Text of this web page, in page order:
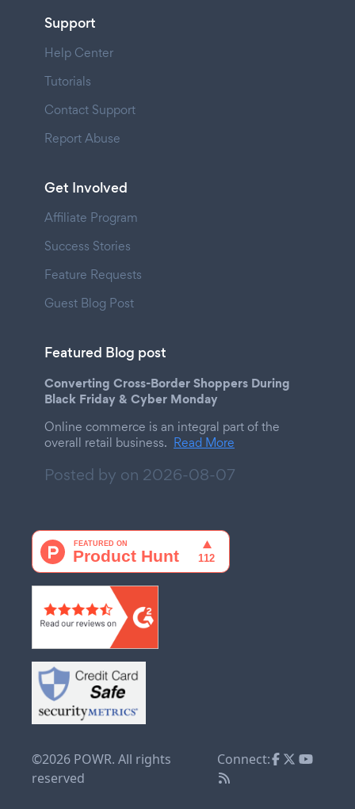
Support
Help Center
Tutorials
Contact Support
Report Abuse
Get Involved
Affiliate Program
Success Stories
Feature Requests
Guest Blog Post
Featured Blog post
Converting Cross-Border Shoppers During
Black Friday & Cyber Monday
Online commerce is an integral part of the
overall retail business. Read More
Posted by on 2026-08-07
©2026 POWR. All rights
reserved
Connect: